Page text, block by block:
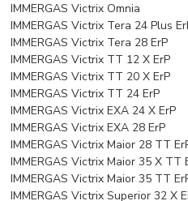
IMMERGAS Victrix Omnia
IMMERGAS Victrix Tera 24 Plus
IMMERGAS Victrix Tera 28 ErP
IMMERGAS Victrix TT 12 X ErP
IMMERGAS Victrix TT 20 X ErP
IMMERGAS Victrix TT 24 ErP
IMMERGAS Victrix EXA 24 X ErP
IMMERGAS Victrix EXA 28 ErP
IMMERGAS Victrix Maior 28 TT
IMMERGAS Victrix Maior 35 X TT
IMMERGAS Victrix Maior 35 TT
IMMERGAS Victrix Superior 32 X